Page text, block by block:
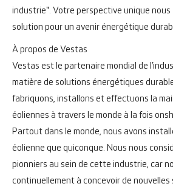
industrie". Votre perspective unique nous
solution pour un avenir énergétique
À propos de Vestas
Vestas est le partenaire mondial de
matière de solutions énergétiques
fabriquons, installons et effectuons la
éoliennes à travers le monde à la fois
Partout dans le monde, nous avons
éolienne que quiconque. Nous nous
pionniers au sein de cette industrie, car
continuellement à concevoir de nouvelles